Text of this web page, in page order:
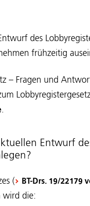
des
frühzeitig
– Fragen und
.
Entwurf
( BT-Drs. 19/22179
wird die: